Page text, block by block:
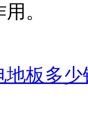
。
地板多少